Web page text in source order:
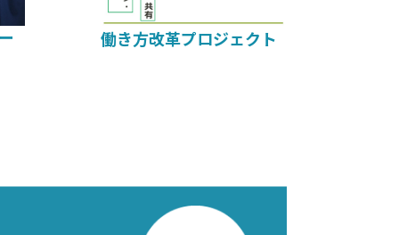
働き方改革プロジェクト